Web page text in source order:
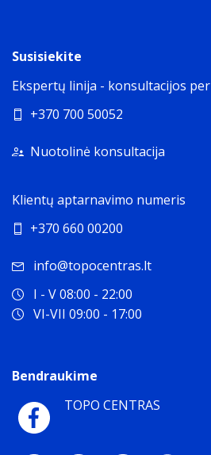
Susisiekite
Ekspertų linija - konsultacijos
+370 700 50052
Nuotolinė konsultacija
Klientų aptarnavimo numeris
+370 660 00200
info@topocentras.lt
I - V 08:00 - 22:00
VI-VII 09:00 - 17:00
Bendraukime
TOPO CENTRAS